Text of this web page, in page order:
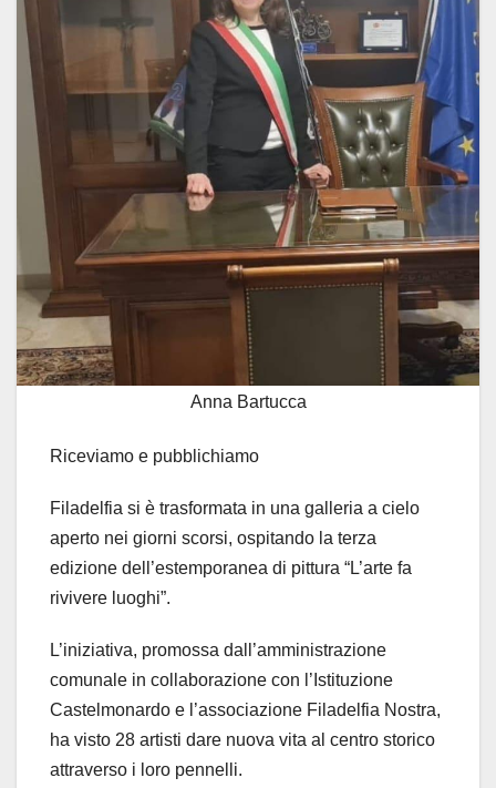
Anna Bartucca
Riceviamo e pubblichiamo
Filadelfia si è trasformata in una galleria a cielo
aperto nei giorni scorsi, ospitando la terza
edizione dell’estemporanea di pittura “L’arte fa
rivivere luoghi”.
L’iniziativa, promossa dall’amministrazione
comunale in collaborazione con l’Istituzione
Castelmonardo e l’associazione Filadelfia Nostra,
ha visto 28 artisti dare nuova vita al centro storico
attraverso i loro pennelli.